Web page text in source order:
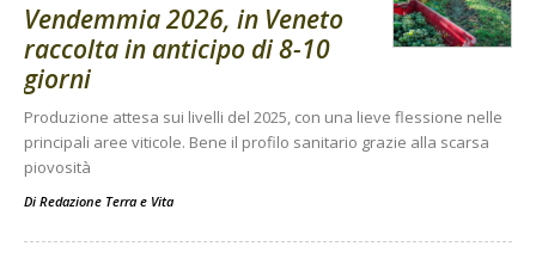
Vendemmia 2026, in Veneto
raccolta in anticipo di 8-10
giorni
Produzione attesa sui livelli del 2025, con una lieve flessione nelle
principali aree viticole. Bene il profilo sanitario grazie alla scarsa
piovosità
Di Redazione Terra e Vita